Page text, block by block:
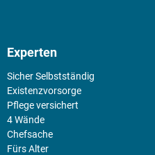
Experten
Sicher Selbstständig
Existenz­vorsorge
Pflege versichert
4 Wände
Chefsache
Fürs Alter